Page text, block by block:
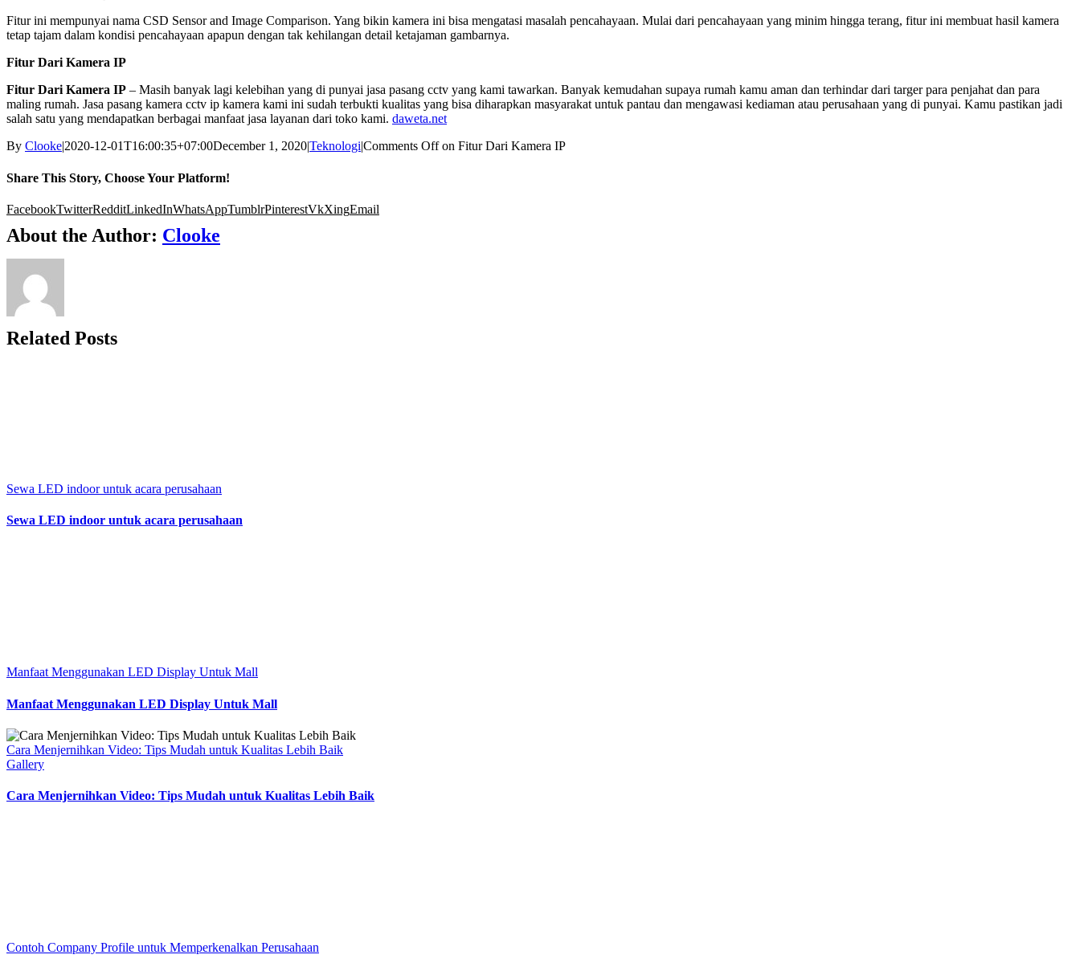
Fitur ini mempunyai nama CSD Sensor and Image Comparison. Yang bikin kamera ini bisa mengatasi masalah pencahayaan. Mulai dari pencahayaan yang minim hingga terang, fitur ini membuat hasil kamera
tetap tajam dalam kondisi pencahayaan apapun dengan tak kehilangan detail ketajaman gambarnya.
Fitur Dari Kamera IP
Fitur Dari Kamera IP – Masih banyak lagi kelebihan yang di punyai jasa pasang cctv yang kami tawarkan. Banyak kemudahan supaya rumah kamu aman dan terhindar dari targer para penjahat dan para
maling rumah. Jasa pasang kamera cctv ip kamera kami ini sudah terbukti kualitas yang bisa diharapkan masyarakat untuk pantau dan mengawasi kediaman atau perusahaan yang di punyai. Kamu pastikan jadi
salah satu yang mendapatkan berbagai manfaat jasa layanan dari toko kami. daweta.net
By Clooke|2020-12-01T16:00:35+07:00December 1, 2020|Teknologi|Comments Offon Fitur Dari Kamera IP
Share This Story, Choose Your Platform!
FacebookTwitterRedditLinkedInWhatsAppTumblrPinterestVkXingEmail
About the Author: Clooke
Related Posts
Sewa LED indoor untuk acara perusahaan
Sewa LED indoor untuk acara perusahaan
Manfaat Menggunakan LED Display Untuk Mall
Manfaat Menggunakan LED Display Untuk Mall
Cara Menjernihkan Video: Tips Mudah untuk Kualitas Lebih Baik
Gallery
Cara Menjernihkan Video: Tips Mudah untuk Kualitas Lebih Baik
Contoh Company Profile untuk Memperkenalkan Perusahaan